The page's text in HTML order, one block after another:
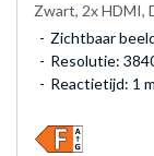
Zwart, 2x HDMI,
Zichtbaar
Resolutie:
Reactietijd: 1